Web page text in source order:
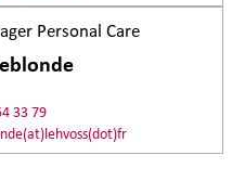
Personal Care
33 79